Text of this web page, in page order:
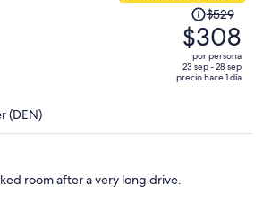
El
precio
era
de
$529
$529
$308
por persona
23 sep - 28 sep
precio hace 1 día
(DEN)
room after a very long drive.